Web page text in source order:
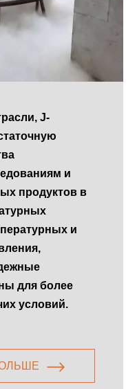
J-
и
продуктов в
и
для более
условий.